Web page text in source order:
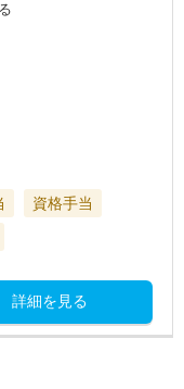
資格手当
詳細を見る